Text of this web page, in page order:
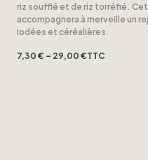
riz soufflé et de riz torréfié.
accompagnera à merveille un
iodées et céréalières.
7,30 € – 29,00 €TTC